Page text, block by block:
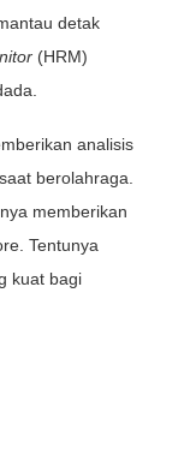
detak
(HRM)
analisis
berolahraga.
memberikan
Tentunya
kuat bagi